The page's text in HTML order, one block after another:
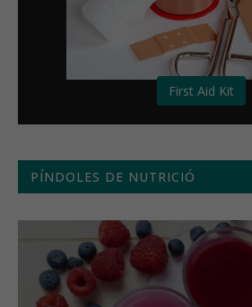
First Aid Kit
PÍNDOLES DE NUTRICIÓ